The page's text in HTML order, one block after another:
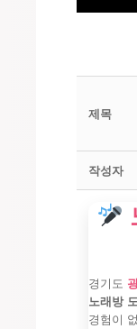
제목
작성자
경기도
노래방
경험이